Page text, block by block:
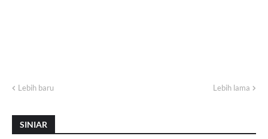
Lebih baru Lebih lama
SINIAR